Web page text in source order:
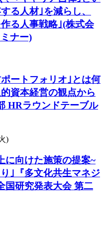
る人材｣を減らし、
る人事戦略｣(株式会
ナー)
ートフォリオ｣とは何
資本経営の観点から
HRラウンドテーブル
)
に向けた施策の提案~
｣『多文化共生マネジ
国研究発表大会 第二